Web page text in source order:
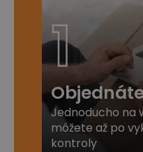
1
Jednoducho na
môžete až po
kontroly